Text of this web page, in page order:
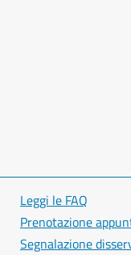
Leggi le FAQ
Prenotazione
Segnalazione